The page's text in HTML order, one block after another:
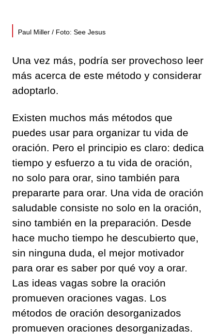
Paul Miller / Foto: See Jesus
Una vez más, podría ser provechoso leer
más acerca de este método y considerar
adoptarlo.
Existen muchos más métodos que
puedes usar para organizar tu vida de
oración. Pero el principio es claro: dedica
tiempo y esfuerzo a tu vida de oración,
no solo para orar, sino también para
prepararte para orar. Una vida de oración
saludable consiste no solo en la oración,
sino también en la preparación. Desde
hace mucho tiempo he descubierto que,
sin ninguna duda, el mejor motivador
para orar es saber por qué voy a orar.
Las ideas vagas sobre la oración
promueven oraciones vagas. Los
métodos de oración desorganizados
promueven oraciones desorganizadas.